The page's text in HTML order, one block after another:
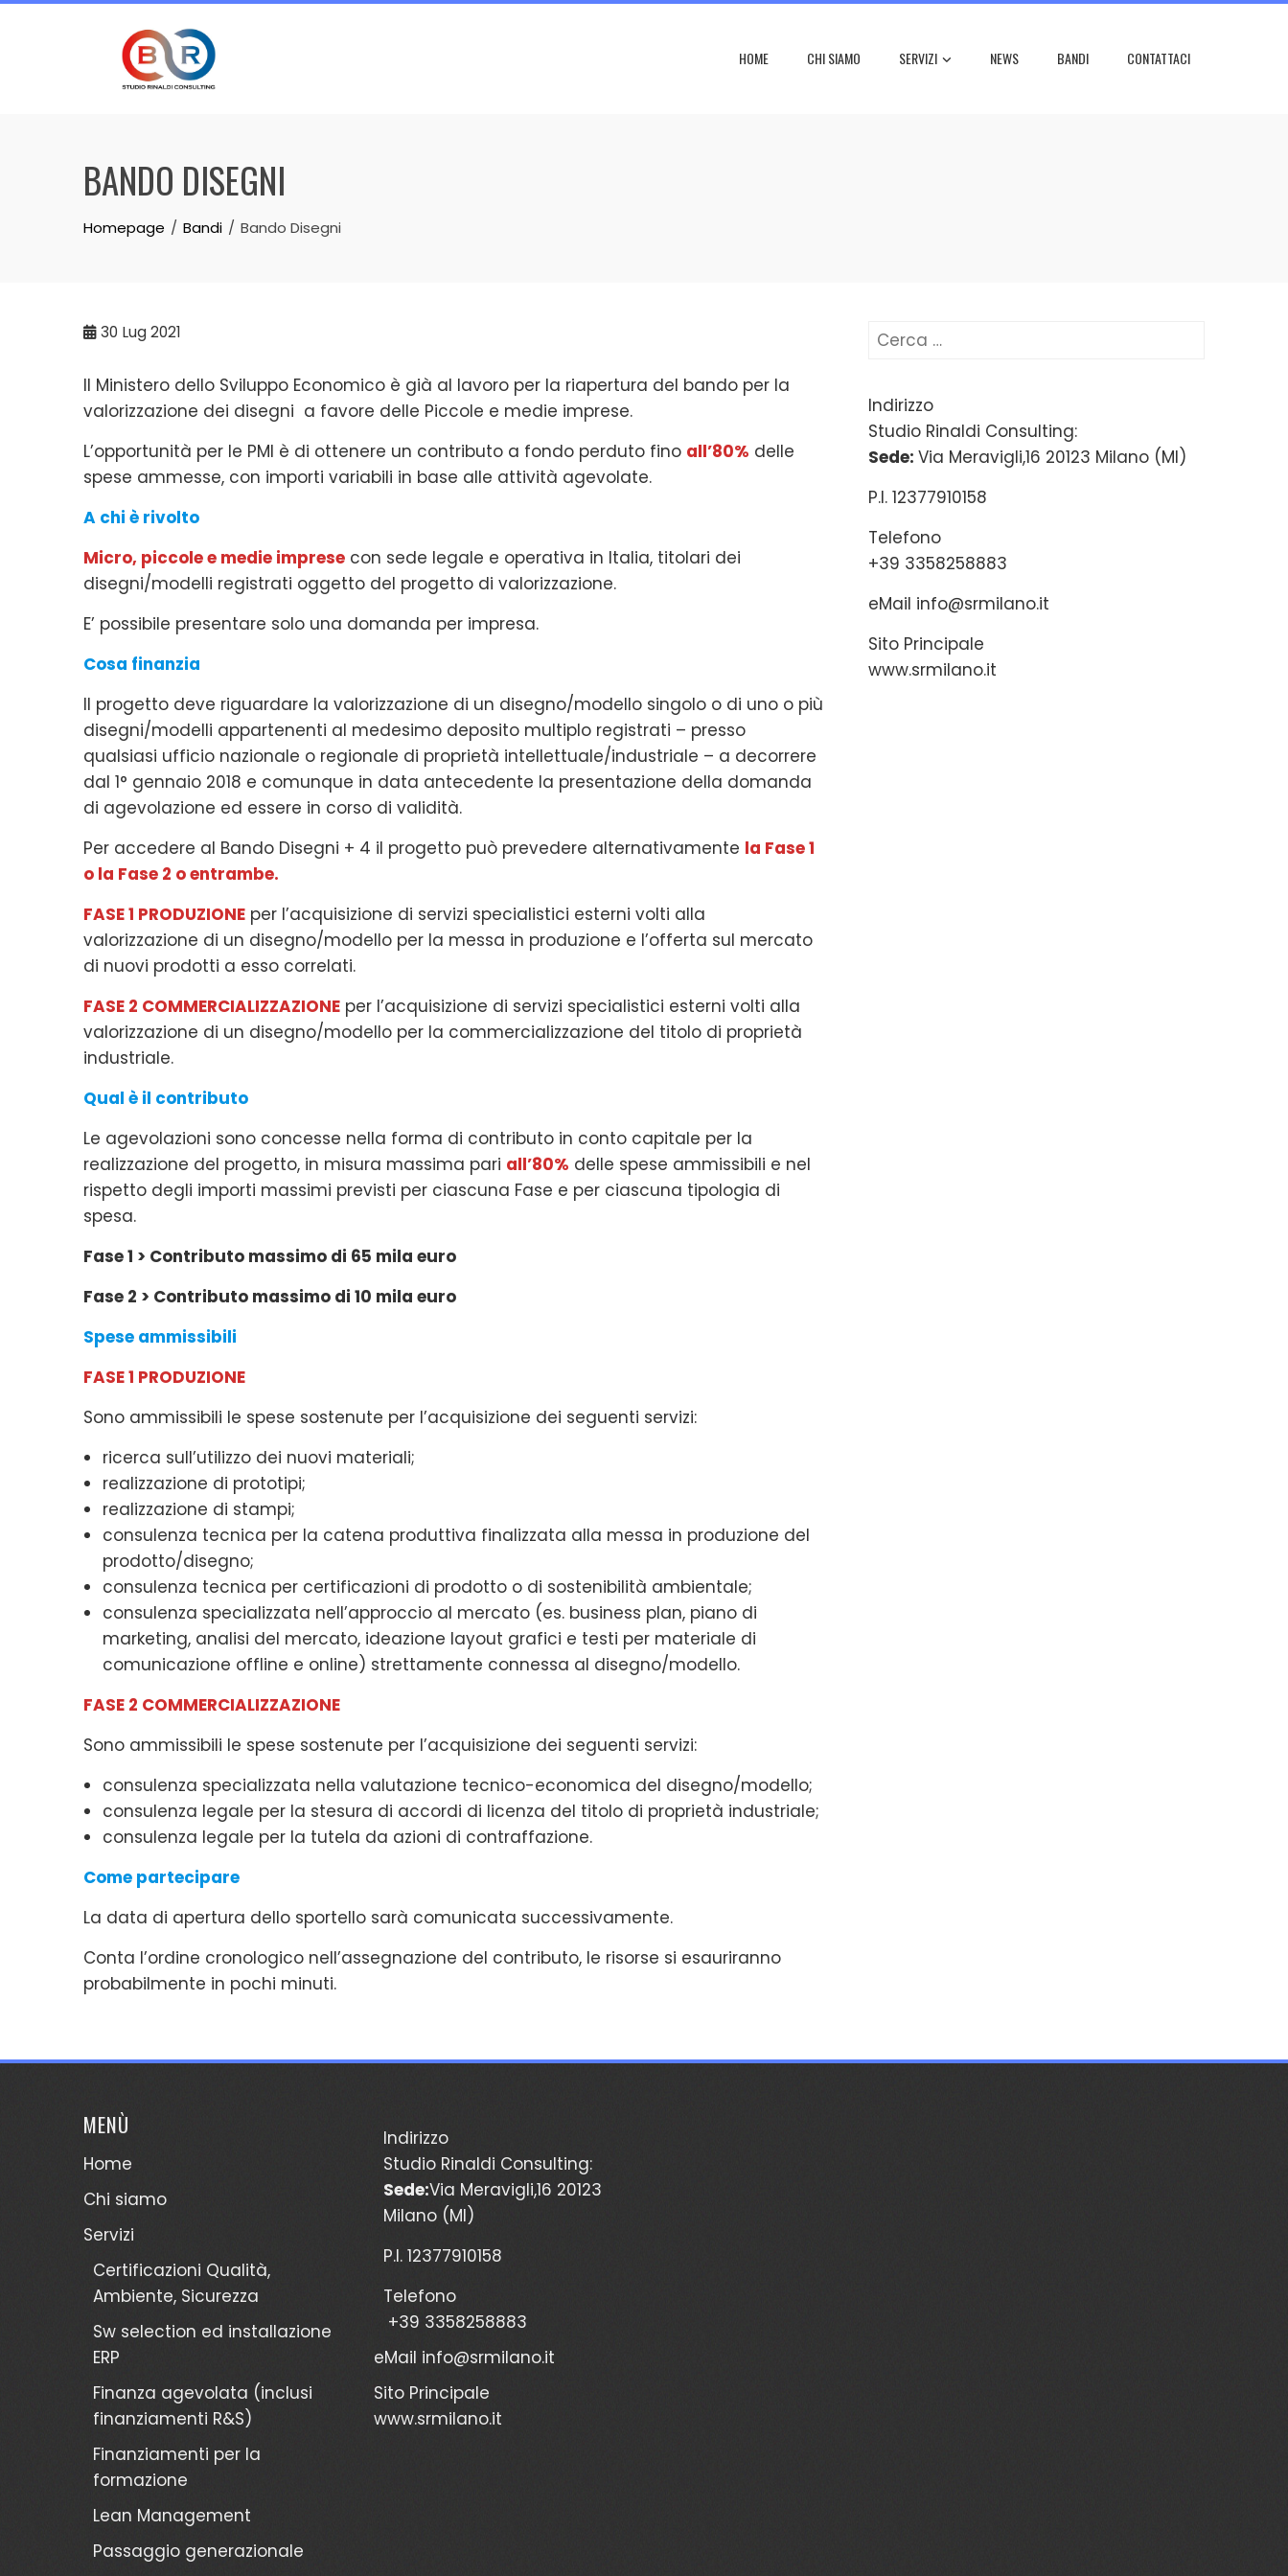
Skip
HOME CHI SIAMO SERVIZI NEWS BANDI CONTATTACI
BANDO DISEGNI
Homepage Bandi Bando Disegni
30 Lug 2021
Il Ministero dello Sviluppo Economico è già al lavoro per la riapertura del bando per la
valorizzazione dei disegni a favore delle Piccole e medie imprese.
L’opportunità per le PMI è di ottenere un contributo a fondo perduto fino all’80% delle
spese ammesse, con importi variabili in base alle attività agevolate.
A chi è rivolto
Micro, piccole e medie imprese con sede legale e operativa in Italia, titolari dei
disegni/modelli registrati oggetto del progetto di valorizzazione.
E’ possibile presentare solo una domanda per impresa.
Cosa finanzia
Il progetto deve riguardare la valorizzazione di un disegno/modello singolo o di uno o più
disegni/modelli appartenenti al medesimo deposito multiplo registrati – presso
qualsiasi ufficio nazionale o regionale di proprietà intellettuale/industriale – a decorrere
dal 1° gennaio 2018 e comunque in data antecedente la presentazione della domanda
di agevolazione ed essere in corso di validità.
Per accedere al Bando Disegni + 4 il progetto può prevedere alternativamente la Fase 1
o la Fase 2 o entrambe.
FASE 1 PRODUZIONE per l’acquisizione di servizi specialistici esterni volti alla
valorizzazione di un disegno/modello per la messa in produzione e l’offerta sul mercato
di nuovi prodotti a esso correlati.
FASE 2 COMMERCIALIZZAZIONE per l’acquisizione di servizi specialistici esterni volti alla
valorizzazione di un disegno/modello per la commercializzazione del titolo di proprietà
industriale.
Qual è il contributo
Le agevolazioni sono concesse nella forma di contributo in conto capitale per la
realizzazione del progetto, in misura massima pari all’80% delle spese ammissibili e nel
rispetto degli importi massimi previsti per ciascuna Fase e per ciascuna tipologia di
spesa.
Fase 1 > Contributo massimo di 65 mila euro
Fase 2 > Contributo massimo di 10 mila euro
Spese ammissibili
FASE 1 PRODUZIONE
Sono ammissibili le spese sostenute per l’acquisizione dei seguenti servizi:
ricerca sull’utilizzo dei nuovi materiali;
realizzazione di prototipi;
realizzazione di stampi;
consulenza tecnica per la catena produttiva finalizzata alla messa in produzione del
prodotto/disegno;
consulenza tecnica per certificazioni di prodotto o di sostenibilità ambientale;
consulenza specializzata nell’approccio al mercato (es. business plan, piano di
marketing, analisi del mercato, ideazione layout grafici e testi per materiale di
comunicazione offline e online) strettamente connessa al disegno/modello.
FASE 2 COMMERCIALIZZAZIONE
Sono ammissibili le spese sostenute per l’acquisizione dei seguenti servizi:
consulenza specializzata nella valutazione tecnico-economica del disegno/modello;
consulenza legale per la stesura di accordi di licenza del titolo di proprietà industriale;
consulenza legale per la tutela da azioni di contraffazione.
Come partecipare
La data di apertura dello sportello sarà comunicata successivamente.
Conta l’ordine cronologico nell’assegnazione del contributo, le risorse si esauriranno
probabilmente in pochi minuti.
Ricerca
Indirizzo
Studio Rinaldi Consulting:
Sede: Via Meravigli,16 20123 Milano (MI)
P.I. 12377910158
Telefono
+39 3358258883
eMail info@srmilano.it
Sito Principale
www.srmilano.it
MENÙ
Home
Chi siamo
Servizi
Certificazioni Qualità,
Ambiente, Sicurezza
Sw selection ed installazione
ERP
Finanza agevolata (inclusi
finanziamenti R&S)
Finanziamenti per la
formazione
Lean Management
Passaggio generazionale
Indirizzo
Studio Rinaldi Consulting:
Sede:Via Meravigli,16 20123
Milano (MI)
P.I. 12377910158
Telefono
+39 3358258883
eMail info@srmilano.it
Sito Principale
www.srmilano.it